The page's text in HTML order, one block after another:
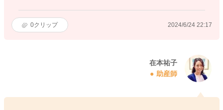
0クリップ 2024/6/24 22:17
在本祐子
助産師